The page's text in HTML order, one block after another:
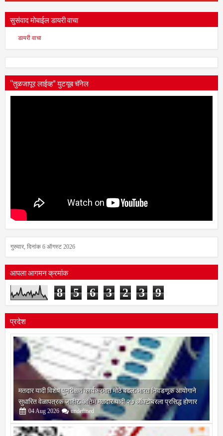
सुसंवाद मोबाईल डायरी वाचा
“तुळजापूर लाईव्ह” युटयूब चॅनेल
आपला आगमन क्रमांक
8 5 6 3 2 3 9
प्रदेश
मतदार यादी विशेष पुनरीक्षण कार्यक्रमात मोठे बदल; भारत निवडणूक आयोगाने
सुधारित वेळापत्रक जाहीर; अंतिम मतदार यादी २७ ऑक्टोबरला प्रसिद्ध होणार
2026 undefined